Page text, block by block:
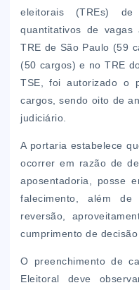
eleitorais (TREs)
quantitativos de
TRE de São Paulo (59
(50 cargos) e no TRE
TSE, foi autorizado o
cargos, sendo oito de
judiciário.
A portaria estabelece
ocorrer em razão de
aposentadoria, posse
falecimento, além de
reversão,
cumprimento de
O preenchimento de
Eleitoral deve